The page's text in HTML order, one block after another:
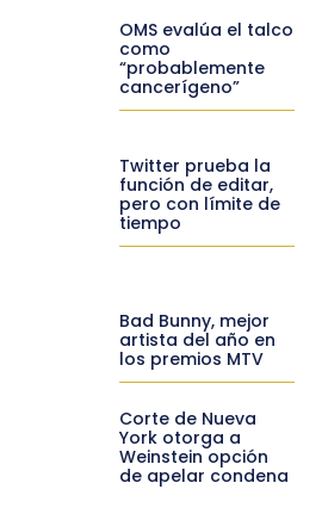
OMS evalúa el talco
como
“probablemente
cancerígeno”
Twitter prueba la
función de editar,
pero con límite de
tiempo
Bad Bunny, mejor
artista del año en
los premios MTV
Corte de Nueva
York otorga a
Weinstein opción
de apelar condena